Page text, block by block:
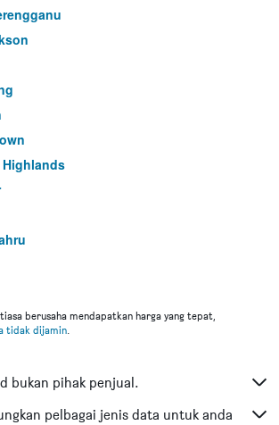
berusaha mendapatkan harga yang tepat,
tidak dijamin.
bukan pihak penjual.
pelbagai jenis data untuk anda